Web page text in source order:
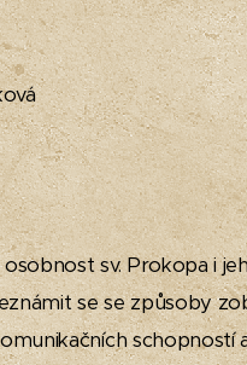
sv. Prokopa i
se se způsoby
schopností